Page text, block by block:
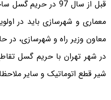
قبل از سال 97 در
معماری و شهرسازی باید در
معاون وزیر راه و شهرسازی، در
در شهر تهران با حریم گسل
شیر قطع اتوماتیک و سایر